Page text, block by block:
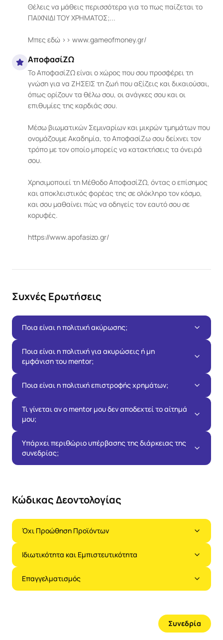
Θέλεις να μάθεις περισσότερα για το πως παίζεται το
ΠΑΙΧΝΙΔΙ ΤΟΥ ΧΡΗΜΑΤΟΣ;...
Μπες εδώ >> www.gameofmoney.gr/
ΑποφασίΖΩ
Το ΑποφασίΖΩ είναι ο χώρος που σου προσφέρει τη
γνώση για να ΖΗΣΕΙΣ τη ζωή που αξίζεις και δικαιούσαι,
όπως ορίζουν τα θέλω σου, οι ανάγκες σου και οι
επιθυμίες της καρδιάς σου.
Μέσω βιωματικών Σεμιναρίων και μικρών τμημάτων που
ονομάζουμε Ακαδημία, το ΑποφασίΖω σου δείχνει τον
τρόπο με τον οποίο μπορείς να κατακτήσεις τα όνειρά
σου.
Χρησιμοποιεί τη Μέθοδο ΑποφασίΖΩ, όντας ο επίσημος
και αποκλειστικός φορέας της σε ολόκληρο τον κόσμο,
και σου μαθαίνει πώς να οδηγείς τον εαυτό σου σε
κορυφές.
https://www.apofasizo.gr/
Συχνές Ερωτήσεις
Ποια είναι η πολιτική ακύρωσης;
Ποια είναι η πολιτική για ακυρώσεις ή μη
εμφάνιση του mentor;
Ποια είναι η πολιτική επιστροφής χρημάτων;
Τι γίνεται αν ο mentor μου δεν αποδεχτεί το αίτημά
μου;
Υπάρχει περιθώριο υπέρβασης της διάρκειας της
συνεδρίας;
Κώδικας Δεοντολογίας
Όχι Προώθηση Προϊόντων
Ιδιωτικότητα και Εμπιστευτικότητα
Επαγγελματισμός
Συνεδρία